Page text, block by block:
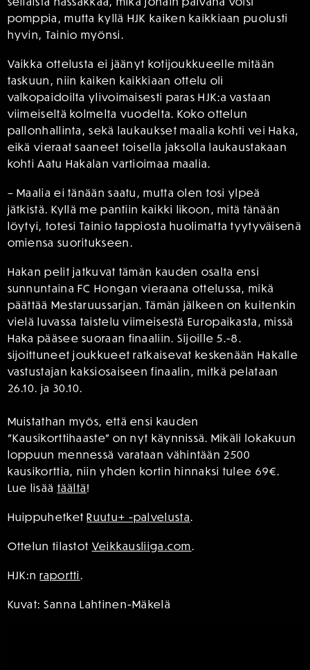
pomppia, mutta kyllä HJK kaiken kaikkiaan puolusti
hyvin, Tainio myönsi.
Vaikka ottelusta ei jäänyt kotijoukkueelle mitään
taskuun, niin kaiken kaikkiaan ottelu oli
valkopaidoilta ylivoimaisesti paras HJK:a vastaan
viimeiseltä kolmelta vuodelta. Koko ottelun
pallonhallinta, sekä laukaukset maalia kohti vei Haka,
eikä vieraat saaneet toisella jaksolla laukaustakaan
kohti Aatu Hakalan vartioimaa maalia.
– Maalia ei tänään saatu, mutta olen tosi ylpeä
jätkistä. Kyllä me pantiin kaikki likoon, mitä tänään
löytyi, totesi Tainio tappiosta huolimatta tyytyväisenä
omiensa suoritukseen.
Hakan pelit jatkuvat tämän kauden osalta ensi
sunnuntaina FC Hongan vieraana ottelussa, mikä
päättää Mestaruussarjan. Tämän jälkeen on kuitenkin
vielä luvassa taistelu viimeisestä Europaikasta, missä
Haka pääsee suoraan finaaliin. Sijoille 5.-8.
sijoittuneet joukkueet ratkaisevat keskenään Hakalle
vastustajan kaksiosaiseen finaalin, mitkä pelataan
26.10. ja 30.10.
Muistathan myös, että ensi kauden
”Kausikorttihaaste” on nyt käynnissä. Mikäli lokakuun
loppuun mennessä varataan vähintään 2500
kausikorttia, niin yhden kortin hinnaksi tulee 69€.
Lue lisää täältä!
HuippuhetketRuutu+ -palvelusta.
Ottelun tilastot Veikkausliiga.com.
HJK:nraportti .
Kuvat: Sanna Lahtinen-Mäkelä